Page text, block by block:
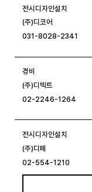
전시디자인설치
(주)디코어
031-8028-2341
경비
(주)디텍트
02-2246-1264
전시디자인설치
(주)디페
02-554-1210